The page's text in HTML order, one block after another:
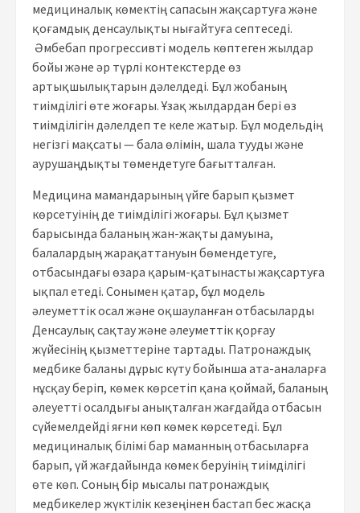
медициналық көмектің сапасын жақсартуға және
қоғамдық денсаулықты нығайтуға септеседі.
Әмбебап прогрессивті модель көптеген жылдар
бойы және әр түрлі контекстерде өз
артықшылықтарын дәлелдеді. Бұл жобаның
тиімділігі өте жоғары. Ұзақ жылдардан бері өз
тиімділігін дәлелдеп те келе жатыр. Бұл модельдің
негізгі мақсаты — бала өлімін, шала тууды және
аурушаңдықты төмендетуге бағытталған.
Медицина мамандарының үйге барып қызмет
көрсетуінің де тиімділігі жоғары. Бұл қызмет
барысында баланың жан-жақты дамуына,
балалардың жарақаттануын бөмендетуге,
отбасындағы өзара қарым-қатынасты жақсартуға
ықпал етеді. Сонымен қатар, бұл модель
әлеуметтік осал және оқшауланған отбасыларды
Денсаулық сақтау және әлеуметтік қорғау
жүйесінің қызметтеріне тартады. Патронаждық
медбике баланы дұрыс күту бойынша ата-аналарға
нұсқау беріп, көмек көрсетіп қана қоймай, баланың
әлеуетті осалдығы анықталған жағдайда отбасын
сүйемелдейді яғни көп көмек көрсетеді. Бұл
медициналық білімі бар маманның отбасыларға
барып, үй жағдайында көмек беруінің тиімділігі
өте көп. Соның бір мысалы патронаждық
медбикелер жүктілік кезеңінен бастап бес жасқа